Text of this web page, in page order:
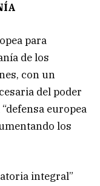
para
de los
con un
del poder
europea
los
integral”